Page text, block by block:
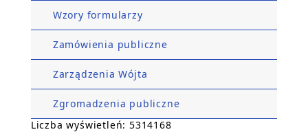
Wzory formularzy
Zamówienia publiczne
Zarządzenia Wójta
Zgromadzenia publiczne
Liczba wyświetleń: 5314168